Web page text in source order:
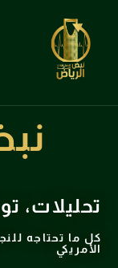
تحليلات،
كل ما تحتاجه
الأمريكي